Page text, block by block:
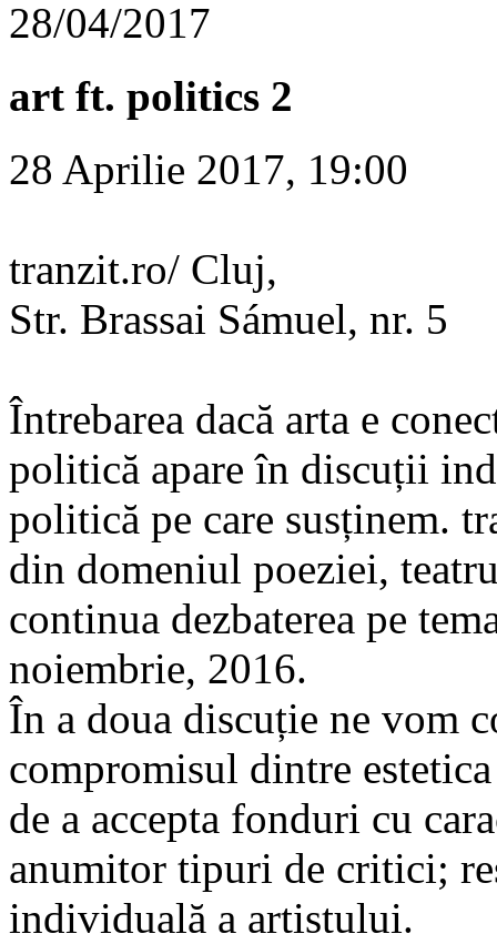
28/04/2017
art ft. politics 2
28 Aprilie 2017, 19:00
tranzit.ro/ Cluj,
Str. Brassai Sámuel, nr. 5
Întrebarea dacă arta e
politică apare în discuții
politică pe care susținem.
din domeniul poeziei,
continua dezbaterea pe
noiembrie, 2016.
În a doua discuție ne vom
compromisul dintre
de a accepta fonduri cu
anumitor tipuri de critici;
individuală a artistului.